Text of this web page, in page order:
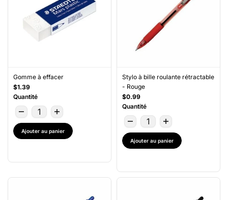
Gomme à effacer
$1.39
Quantité
Ajouter au panier
Stylo à bille roulante rétractable
- Rouge
$0.99
Quantité
Ajouter au panier